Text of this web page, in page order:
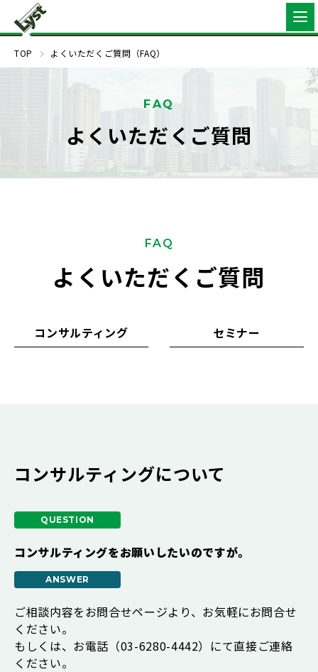
TOP よくいただくご質問（FAQ）
FAQ
よくいただくご質問
FAQ
よくいただくご質問
コンサルティング セミナー
コンサルティングについて
コンサルティングをお願いしたいのですが。
ご相談内容をお問合せページより、お気軽にお問合せ
ください。
もしくは、お電話（03-6280-4442）にて直接ご連絡
ください。